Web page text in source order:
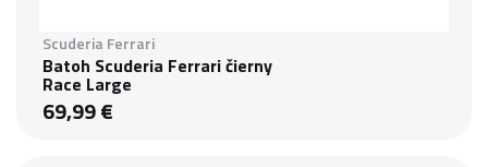
Scuderia Ferrari
Batoh Scuderia Ferrari čierny
Race Large
69,99 €